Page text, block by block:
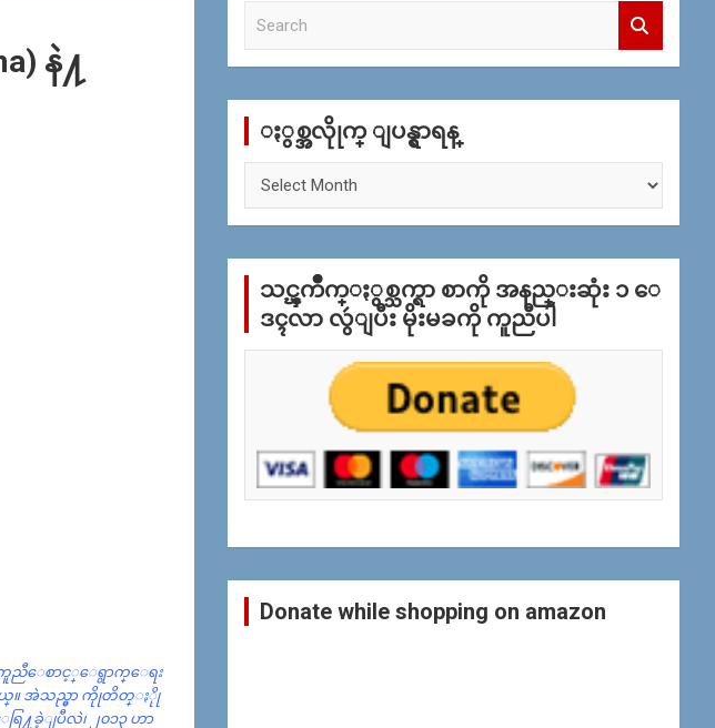
နဲ႔
း ကူညီေစာင့္ေရွာက္ေရး
တယ္။ အဲသည္မွာ ကိုုတိတ္ႏိုု
ရြ႔ခဲ့ျပီလဲ၊ ၂၀၁၃ ဟာ
c
ႏွစ္အလိုုက္ ျပန္ရွာရန္
က္
န္
သင္ၾကိဳက္ႏွစ္သက္ရာ စာကို အနည္းဆုံး ၁ ေ
ဒၚလာ လွဴျပီး မိုးမခကို ကူညီပါ
Donate while shopping on amazon